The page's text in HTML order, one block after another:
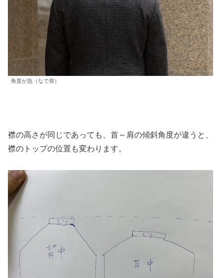
角度が急（なで肩）
襟の高さが同じであっても、首～肩の傾斜角度が違うと、
襟のトップの位置も変わります。